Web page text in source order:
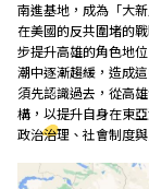
南進基地，成為「大
在美國的反共圍堵的
步提升高雄的角色地
潮中逐漸趨緩，造成
須先認識過去，從高
構，以提升自身在東
政治治理、社會制度